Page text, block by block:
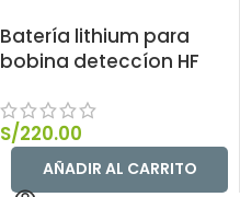
Batería lithium para
bobina deteccíon HF
S/220.00
AÑADIR AL CARRITO